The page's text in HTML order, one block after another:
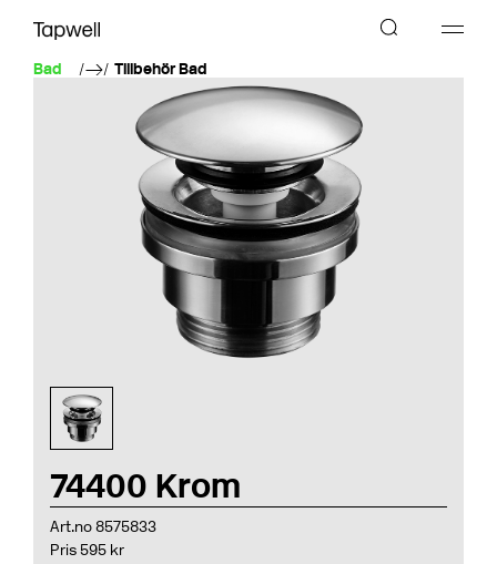
Bad Tillbehör Bad
74400 Krom
Art.no 8575833
Pris 595 kr